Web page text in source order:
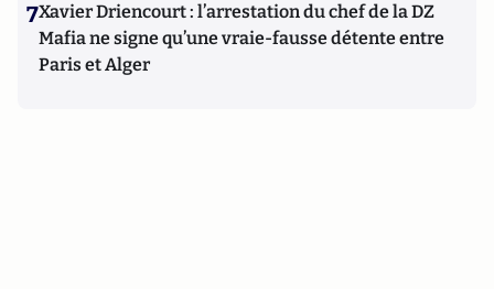
7Xavier Driencourt : l’arrestation du chef de la DZ
Mafia ne signe qu’une vraie-fausse détente entre
Paris et Alger